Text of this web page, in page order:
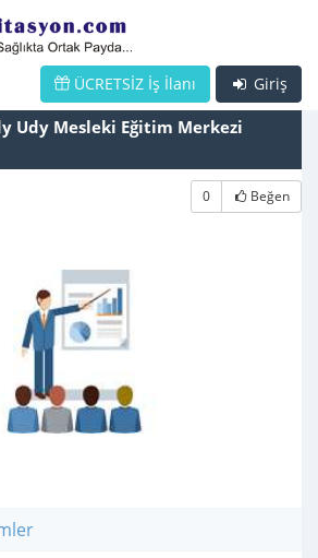
Giriş
ÜCRETSİZ İş İlanı
Udy Mesleki Eğitim Merkezi
0 Beğen